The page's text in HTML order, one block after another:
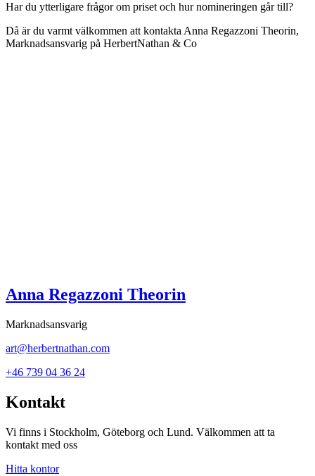
Har du ytterligare frågor om priset och hur nomineringen går till?
Då är du varmt välkommen att kontakta Anna Regazzoni Theorin,
Marknadsansvarig på HerbertNathan & Co
Anna Regazzoni Theorin
Marknadsansvarig
art@herbertnathan.com
+46 739 04 36 24
Kontakt
Vi finns i Stockholm, Göteborg och Lund. Välkommen att ta
kontakt med oss
Hitta kontor